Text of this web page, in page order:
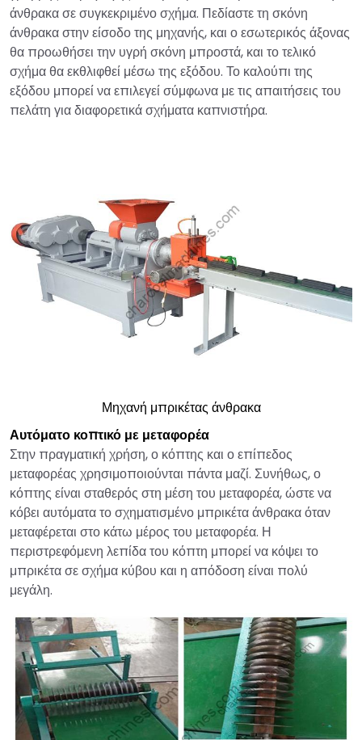
άνθρακα σε συγκεκριμένο σχήμα. Πεδίαστε τη σκόνη
άνθρακα στην είσοδο της μηχανής, και ο εσωτερικός άξονας
θα προωθήσει την υγρή σκόνη μπροστά, και το τελικό
σχήμα θα εκθλιφθεί μέσω της εξόδου. Το καλούπι της
εξόδου μπορεί να επιλεγεί σύμφωνα με τις απαιτήσεις του
πελάτη για διαφορετικά σχήματα καπνιστήρα.
Μηχανή μπρικέτας άνθρακα
Αυτόματο κοπτικό με μεταφορέα
Στην πραγματική χρήση, ο κόπτης και ο επίπεδος
μεταφορέας χρησιμοποιούνται πάντα μαζί. Συνήθως, ο
κόπτης είναι σταθερός στη μέση του μεταφορέα, ώστε να
κόβει αυτόματα το σχηματισμένο μπρικέτα άνθρακα όταν
μεταφέρεται στο κάτω μέρος του μεταφορέα. Η
περιστρεφόμενη λεπίδα του κόπτη μπορεί να κόψει το
μπρικέτα σε σχήμα κύβου και η απόδοση είναι πολύ
μεγάλη.